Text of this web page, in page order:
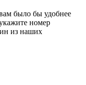
было бы удобнее
номер
из наших